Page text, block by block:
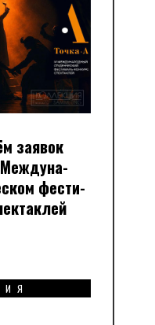
заявок
Меж­ду­на­
фес­ти­